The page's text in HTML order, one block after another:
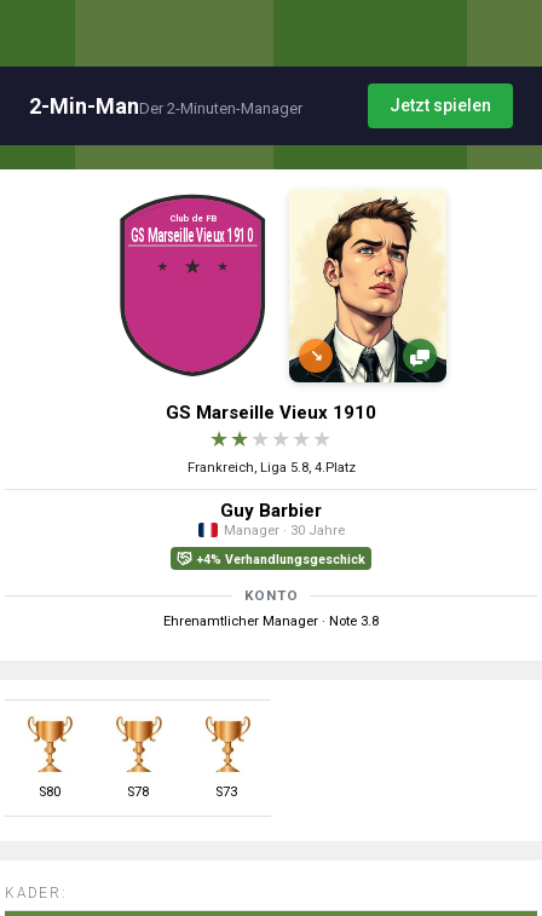
2-Min-ManDer 2-Minuten-Manager Jetzt spielen
↘
GS Marseille Vieux 1910
★★★ ★ ★ ★
Frankreich, Liga 5.8, 4.Platz
Guy Barbier
Manager · 30 Jahre
+4% Verhandlungsgeschick
KONTO
Ehrenamtlicher Manager · Note 3.8
S80 S78 S73
KADER: